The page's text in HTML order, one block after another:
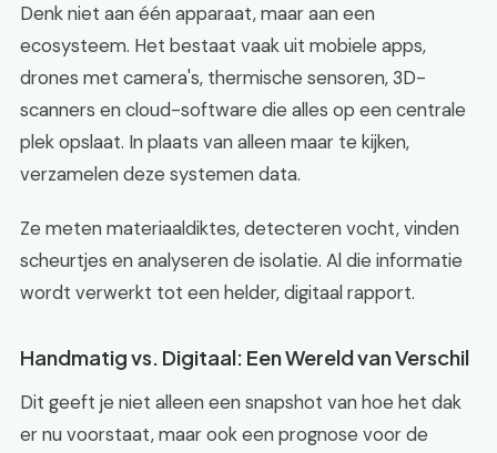
Denk niet aan één apparaat, maar aan een
ecosysteem. Het bestaat vaak uit mobiele apps,
drones met camera's, thermische sensoren, 3D-
scanners en cloud-software die alles op een centrale
plek opslaat. In plaats van alleen maar te kijken,
verzamelen deze systemen data.
Ze meten materiaaldiktes, detecteren vocht, vinden
scheurtjes en analyseren de isolatie. Al die informatie
wordt verwerkt tot een helder, digitaal rapport.
Handmatig vs. Digitaal: Een Wereld van Verschil
Dit geeft je niet alleen een snapshot van hoe het dak
er nu voorstaat, maar ook een prognose voor de